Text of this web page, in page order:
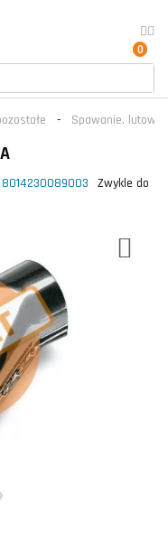
0
Spawanie,
8014230089003
Zwykle do